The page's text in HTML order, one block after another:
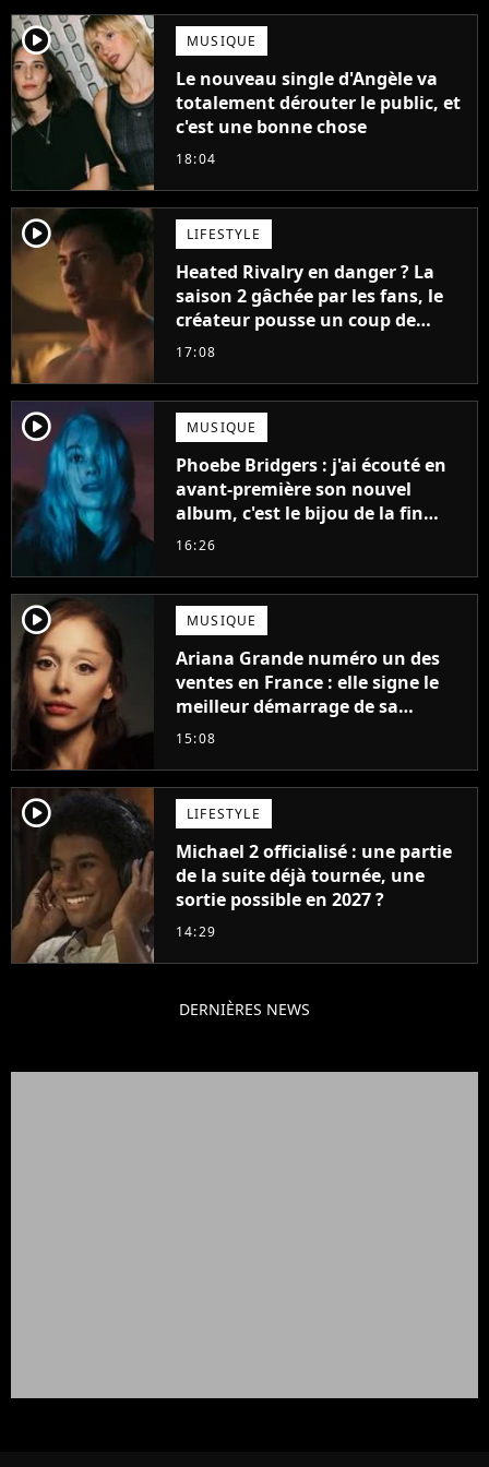
player2 MUSIQUE
Le nouveau single d'Angèle va
totalement dérouter le public, et
c'est une bonne chose
18:04
player2 LIFESTYLE
Heated Rivalry en danger ? La
saison 2 gâchée par les fans, le
créateur pousse un coup de
gueule
17:08
player2 MUSIQUE
Phoebe Bridgers : j'ai écouté en
avant-première son nouvel
album, c'est le bijou de la fin
d'été
16:26
player2 MUSIQUE
Ariana Grande numéro un des
ventes en France : elle signe le
meilleur démarrage de sa
carrière avec son album Petal
15:08
player2 LIFESTYLE
Michael 2 officialisé : une partie
de la suite déjà tournée, une
sortie possible en 2027 ?
14:29
DERNIÈRES NEWS